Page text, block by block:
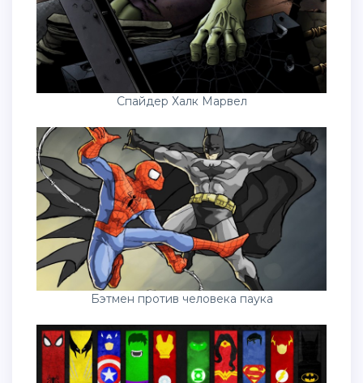
Спайдер Халк Марвел
Бэтмен против человека паука